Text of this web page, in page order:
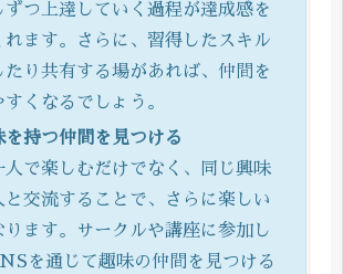
ずつ上達していく過程が達成感を
れます。さらに、習得したスキル
たり共有する場があれば、仲間を
すくなるでしょう。
を持つ仲間を見つける
人で楽しむだけでなく、同じ興味
と交流することで、さらに楽しい
ります。サークルや講座に参加し
を通じて趣味の仲間を見つける